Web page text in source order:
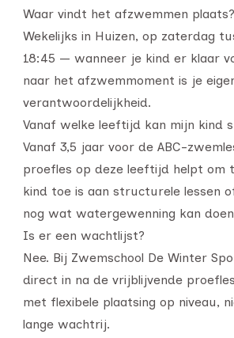
Waar vindt het afzwemmen plaats?
Wekelijks in Huizen, op zaterdag
18:45 — wanneer je kind er klaar
naar het afzwemmoment is je
verantwoordelijkheid.
Vanaf welke leeftijd kan mijn kind
Vanaf 3,5 jaar voor de ABC-
proefles op deze leeftijd helpt om
kind toe is aan structurele lessen
nog wat watergewenning kan
Is er een wachtlijst?
Nee. Bij Zwemschool De Winter
direct in na de vrijblijvende
met flexibele plaatsing op niveau,
lange wachtrij.